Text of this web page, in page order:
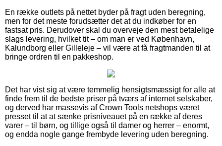
En række outlets på nettet byder på fragt uden beregning,
men for det meste forudsætter det at du indkøber for en
fastsat pris. Derudover skal du overveje den mest betalelige
slags levering, hvilket tit – om man er ved København,
Kalundborg eller Gilleleje – vil være at få fragtmanden til at
bringe ordren til en pakkeshop.
Det har vist sig at være temmelig hensigtsmæssigt for alle at
finde frem til de bedste priser på tværs af internet selskaber,
og derved har massevis af Crown Tools netshops været
presset til at at sænke prisniveauet på en række af deres
varer – til børn, og tillige også til damer og herrer – enormt,
og endda nogle gange frembyde levering uden beregning.